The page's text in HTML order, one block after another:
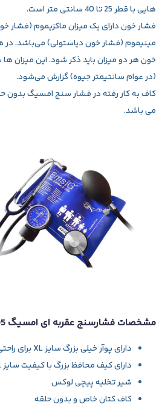
هایی با قطر 25 تا 40 سانتی متر است.
فشار خون دارای یک میزان ماکزیموم (فشار
مینیموم (فشار خون دیاستولی) می‌باشد.
خون هر دو میزان باید ذکر شود. این میزان
(در عوام سانتیمتر جیوه) گزارش می‌شود.
کاف به کار رفته در فشار سنج امسیگ بدون
می باشد.
مشخصات فشارسنج عقربه ای امسیگ SP05:
دارای پوآر خیلی بزرگ سایز XL برای راحتی و پمپاژ سریع
دارای کیف محافظ بزرگ با کیفیت سایز XL
شیر تخلیه پیچی لوکس
کاف کتان خاص و بدون حلقه